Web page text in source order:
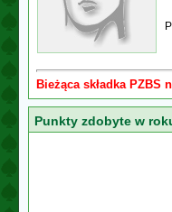
Bieżąca składka PZBS
Punkty zdobyte w